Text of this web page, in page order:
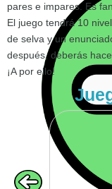
pares e impares. Es
El juego tendrá 10
de selva y un
después, deberás
¡A por ello!